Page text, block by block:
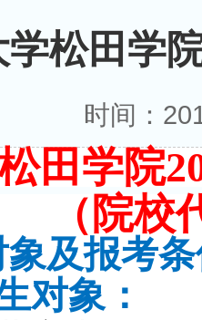
学松田学
时间：
田学院
（院校
及报考
对象：